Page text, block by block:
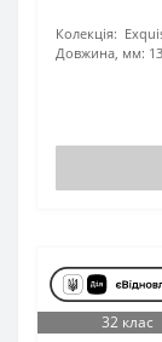
Колекція:
Довжина, мм:
32 клас